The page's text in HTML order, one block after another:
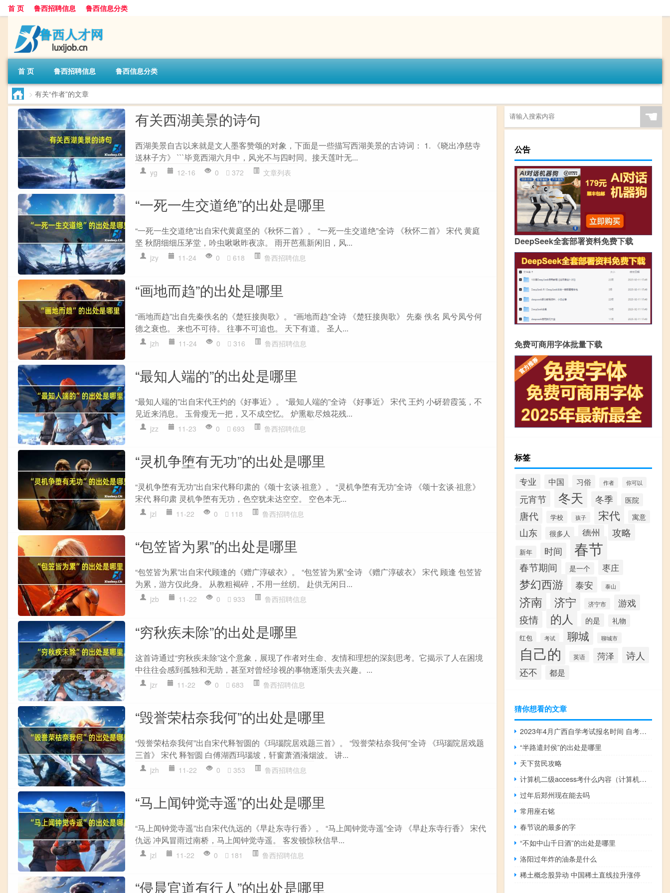
首 页 鲁西招聘信息 鲁西信息分类
首 页 鲁西招聘信息 鲁西信息分类
> 有关“作者”的文章
有关西湖美景的诗句
西湖美景自古以来就是文人墨客赞颂的对象，下面是一些描写西湖美景的古诗词： 1. 《晓出净慈寺
送林子方》 ```毕竟西湖六月中，风光不与四时同。接天莲叶无...
yg 12-16 0 372 文章列表
“一死一生交道绝”的出处是哪里
“一死一生交道绝”出自宋代黄庭坚的《秋怀二首》。 “一死一生交道绝”全诗 《秋怀二首》 宋代 黄庭
坚 秋阴细细压茅堂，吟虫啾啾昨夜凉。 雨开芭蕉新闲旧，风...
jzy 11-24 0 618 鲁西招聘信息
“画地而趋”的出处是哪里
“画地而趋”出自先秦佚名的《楚狂接舆歌》。 “画地而趋”全诗 《楚狂接舆歌》 先秦 佚名 凤兮凤兮何
德之衰也。 来也不可待。 往事不可追也。 天下有道。 圣人...
jzh 11-24 0 316 鲁西招聘信息
“最知人端的”的出处是哪里
“最知人端的”出自宋代王灼的《好事近》。 “最知人端的”全诗 《好事近》 宋代 王灼 小砑碧霞笺，不
见近来消息。 玉骨瘦无一把，又不成空忆。 炉熏歇尽烛花残...
jzz 11-23 0 693 鲁西招聘信息
“灵机争堕有无功”的出处是哪里
“灵机争堕有无功”出自宋代释印肃的《颂十玄谈·祖意》。 “灵机争堕有无功”全诗 《颂十玄谈·祖意》
宋代 释印肃 灵机争堕有无功，色空犹未达空空。 空色本无...
jzl 11-22 0 118 鲁西招聘信息
“包笠皆为累”的出处是哪里
“包笠皆为累”出自宋代顾逢的《赠广淳破衣》。 “包笠皆为累”全诗 《赠广淳破衣》 宋代 顾逢 包笠皆
为累，游方仅此身。 从教粗褐碎，不用一丝纫。 赴供无闲日...
jzb 11-22 0 933 鲁西招聘信息
“穷秋疾未除”的出处是哪里
这首诗通过“穷秋疾未除”这个意象，展现了作者对生命、友情和理想的深刻思考。它揭示了人在困境
中往往会感到孤独和无助，甚至对曾经珍视的事物逐渐失去兴趣。...
jzr 11-22 0 683 鲁西招聘信息
“毁誉荣枯奈我何”的出处是哪里
“毁誉荣枯奈我何”出自宋代释智圆的《玛瑙院居戏题三首》。 “毁誉荣枯奈我何”全诗 《玛瑙院居戏题
三首》 宋代 释智圆 白傅湖西玛瑙坡，轩窗萧酒瀁烟波。 讲...
jzh 11-22 0 353 鲁西招聘信息
“马上闻钟觉寺遥”的出处是哪里
“马上闻钟觉寺遥”出自宋代仇远的《早赴东寺行香》。 “马上闻钟觉寺遥”全诗 《早赴东寺行香》 宋代
仇远 冲风冒雨过南桥，马上闻钟觉寺遥。 客发顿惊秋信早...
jzl 11-22 0 181 鲁西招聘信息
“侵晨官道有行人”的出处是哪里
☚
公告
DeepSeek全套部署资料免费下载
免费可商用字体批量下载
标签
专业 中国 习俗 作者 你可以
元宵节 冬天 冬季 医院
唐代 学校 孩子 宋代 寓意
山东 很多人 德州 攻略
新年 时间 春节
春节期间 是一个 枣庄
梦幻西游 泰安 泰山
济南 济宁 济宁市 游戏
疫情 的人 的是
礼物
红包
考试 聊城 聊城市
自己的 英语 菏泽 诗人
还不 都是
猜你想看的文章
2023年4月广西自学考试报名时间 自考什么时候报名
“半路遣封侯”的出处是哪里
天下贫民攻略
计算机二级access考什么内容（计算机二级access主要考试什么）
过年后郑州现在能去吗
常用座右铭
春节说的最多的字
“不如中山千日酒”的出处是哪里
洛阳过年炸的油条是什么
稀土概念股异动 中国稀土直线拉升涨停